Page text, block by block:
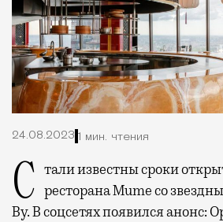
24.08.2023 1 мин. чтения
Стали известны сроки открытия нового ресторана Mume со
Ву. В соцсетях появился анонс: